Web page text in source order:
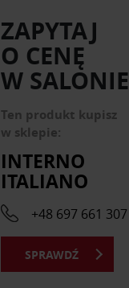
ZAPYTAJ
O CENĘ
W SALONIE
Ten produkt kupisz
w sklepie:
INTERNO
ITALIANO
+48 697 661 307
SPRAWDŹ